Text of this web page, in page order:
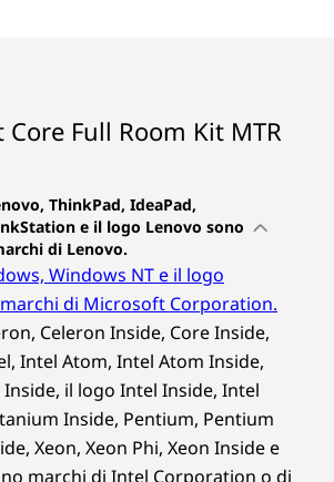
inoltre il collaudato sistema
generazione
generazione (per ThinkSmart
HDMI
L x P)
x 20 cm / 1,48" x 8,90" x 7,87"
generazione
generazione
Full Room Kit MTR
ThinkPad, IdeaPad,
e il logo Lenovo sono
di Lenovo.
Windows NT e il logo
di Microsoft Corporation.
Celeron Inside, Core Inside,
Intel Atom, Intel Atom Inside,
il logo Intel Inside, Intel
Inside, Pentium, Pentium
Xeon, Xeon Phi, Xeon Inside e
marchi di Intel Corporation o di